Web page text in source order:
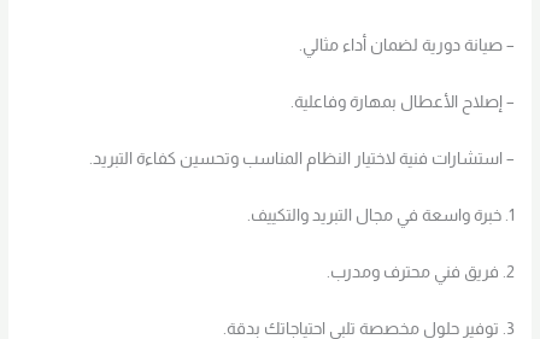
– صيانة دورية لضمان أداء مثالي.
– إصلاح الأعطال بمهارة وفاعلية.
– استشارات فنية لاختيار النظام المناسب وتحسين كفاءة التبريد.
1. خبرة واسعة في مجال التبريد والتكييف.
2. فريق فني محترف ومدرب.
3. توفير حلول مخصصة تلبي احتياجاتك بدقة.